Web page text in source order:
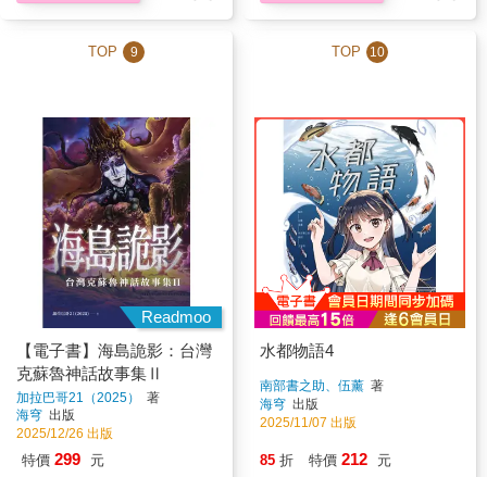
TOP 9
Readmoo
【電子書】海島詭影：台灣
克蘇魯神話故事集Ⅱ
加拉巴哥21（2025）
著
海穹 出版
2025/12/26 出版
特價 299 元
TOP 10
水都物語4
南部書之助、伍薰 著
海穹 出版
2025/11/07 出版
85 折 特價 212 元